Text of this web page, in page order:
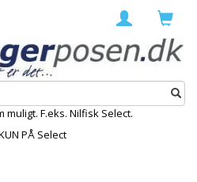
muligt. F.eks. Nilfisk Select.
PÅ Select